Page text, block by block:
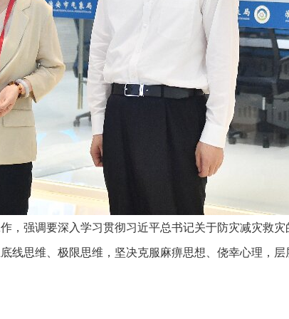
，强调要深入学习贯彻习近平总书记关于防灾减灾救
线思维、极限思维，坚决克服麻痹思想、侥幸心理，